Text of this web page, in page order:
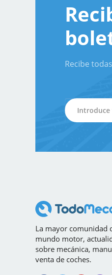
Recibe
La mayor comunidad
mundo motor,
sobre mecánica,
venta de coches.